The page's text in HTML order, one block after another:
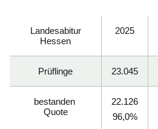
Landesabitur
Hessen
2025
Prüflinge 23.045
bestanden
Quote
22.126
96,0%